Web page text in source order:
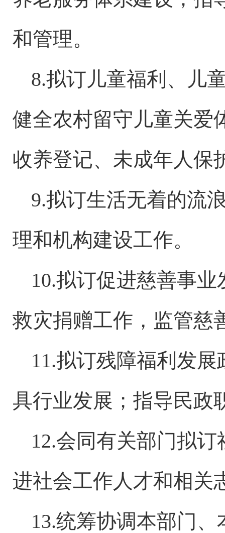
和管理。
8.拟订儿童福利、儿
健全农村留守儿童关爱
收养登记、未成年人保
9.拟订生活无着的流
理和机构建设工作。
10.拟订促进慈善事
救灾捐赠工作，监管慈
11.拟订残障福利发
具行业发展；指导民政
12.会同有关部门拟
进社会工作人才和相关
13.统筹协调本部门